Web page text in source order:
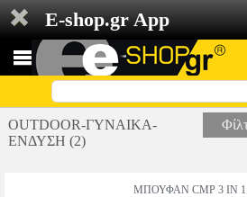
E-shop.gr App
OUTDOOR-ΓΥΝΑΙΚΑ-
ΕΝΔΥΣΗ (2)
ΜΠΟΥΦΑΝ CMP 3 IN 1